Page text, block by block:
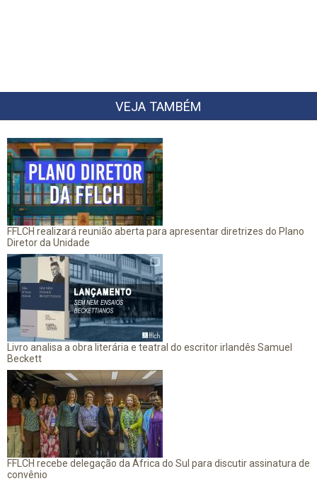
VEJA TAMBÉM
FFLCH realizará reunião aberta para apresentar diretrizes do Plano
Diretor da Unidade
Livro analisa a obra literária e teatral do escritor irlandês Samuel
Beckett
FFLCH recebe delegação da África do Sul para discutir assinatura de
convênio